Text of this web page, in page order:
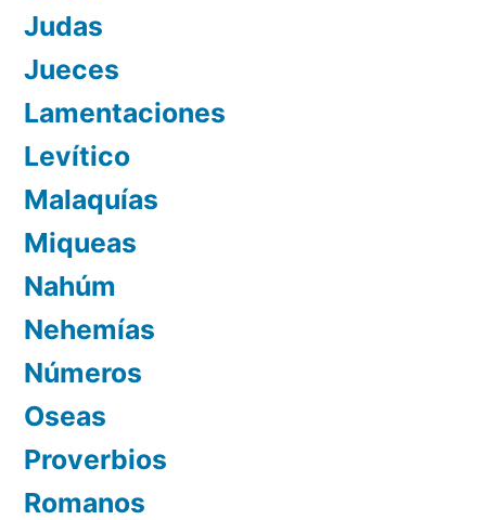
Judas
Jueces
Lamentaciones
Levítico
Malaquías
Miqueas
Nahúm
Nehemías
Números
Oseas
Proverbios
Romanos